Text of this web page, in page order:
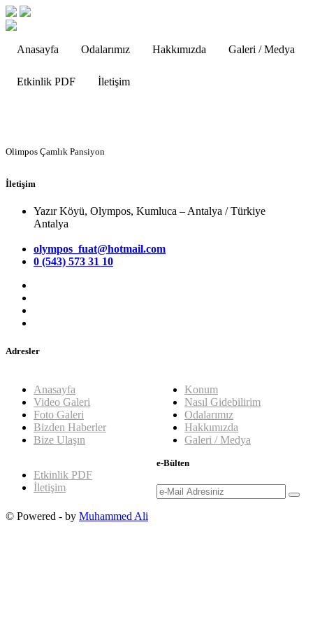
Anasayfa Odalarımız Hakkımızda Galeri / Medya
Etkinlik PDF İletişim
Olimpos Çamlık Pansiyon
İletişim
Yazır Köyü, Olympos, Kumluca – Antalya / Türkiye
Antalya
olympos_fuat@hotmail.com
0 (543) 573 31 10
Adresler
Anasayfa
Video Galeri
Foto Galeri
Bizden Haberler
Bize Ulaşın
Konum
Nasıl Gidebilirim
Odalarımız
Hakkımızda
Galeri / Medya
Etkinlik PDF
İletişim
e-Bülten
© Powered - by Muhammed Ali